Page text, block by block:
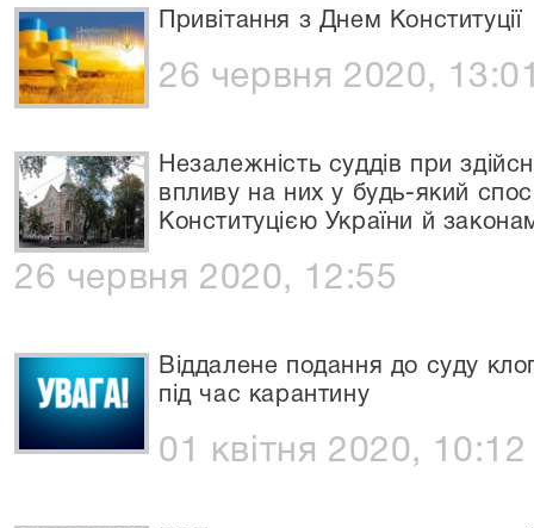
Привітання з Днем Конституції
26 червня 2020,
Незалежність суддів при
впливу на них у будь-який
Конституцією України й
26 червня 2020, 12:55
Віддалене подання до суду
під час карантину
01 квітня 2020, 10:12